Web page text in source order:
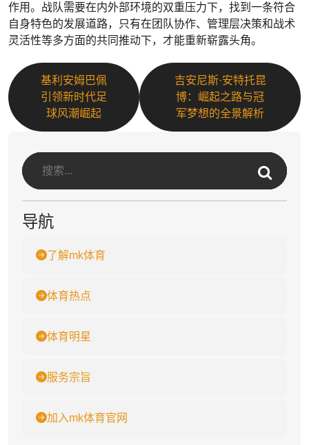
作用。战队需要在内外部环境的双重压力下，找到一条符合
自身特色的发展道路，只有在团队协作、管理层决策和战术
灵活性等多方面的共同推动下，才能重新崭露头角。
基利安姆巴佩
引领新时代足
球风潮崛起
吉安尼斯·安特托昆
博：崛起之路与冠
军梦想的全景解析
导航
了解mk体育
体育热点
体育明星
服务宗旨
加入mk体育官网